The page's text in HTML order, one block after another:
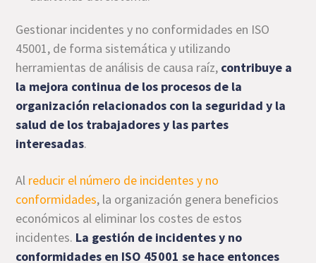
Gestionar incidentes y no conformidades en ISO
45001, de forma sistemática y utilizando
herramientas de análisis de causa raíz, contribuye a
la mejora continua de los procesos de la
organización relacionados con la seguridad y la
salud de los trabajadores y las partes
interesadas.
Al reducir el número de incidentes y no
conformidades, la organización genera beneficios
económicos al eliminar los costes de estos
incidentes. La gestión de incidentes y no
conformidades en ISO 45001 se hace entonces